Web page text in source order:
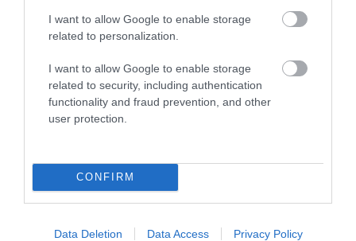
I want to allow Google to enable storage
related to personalization.
I want to allow Google to enable storage
related to security, including authentication
functionality and fraud prevention, and other
user protection.
CONFIRM
Data Deletion Data Access Privacy Policy
Washington D.C. látképe a Fehér Házzal
Forrás: Wikimedia Commons / U.S. Air Force Tech. Sgt. Andy